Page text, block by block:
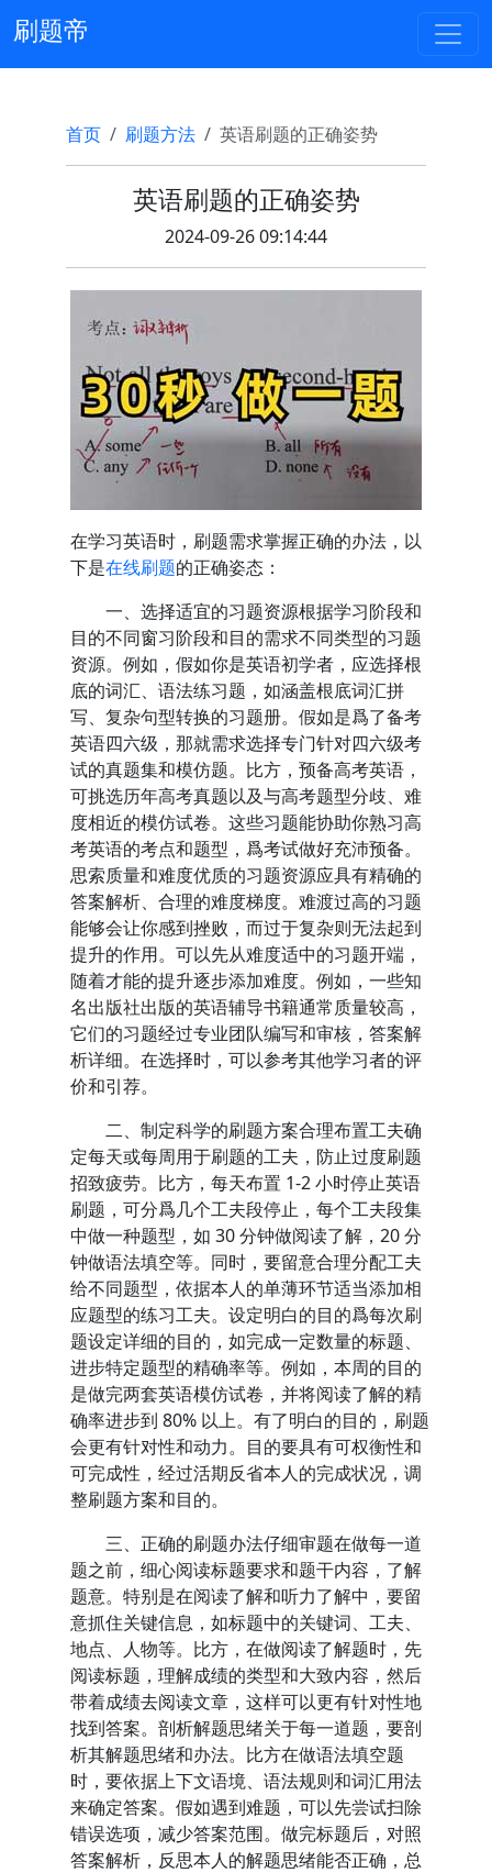
刷题帝
首页 刷题方法 英语刷题的正确姿势
英语刷题的正确姿势
2024-09-26 09:14:44
在学习英语时，刷题需求掌握正确的办法，以
下是在线刷题的正确姿态：
一、选择适宜的习题资源根据学习阶段和
目的不同窗习阶段和目的需求不同类型的习题
资源。例如，假如你是英语初学者，应选择根
底的词汇、语法练习题，如涵盖根底词汇拼
写、复杂句型转换的习题册。假如是爲了备考
英语四六级，那就需求选择专门针对四六级考
试的真题集和模仿题。比方，预备高考英语，
可挑选历年高考真题以及与高考题型分歧、难
度相近的模仿试卷。这些习题能协助你熟习高
考英语的考点和题型，爲考试做好充沛预备。
思索质量和难度优质的习题资源应具有精确的
答案解析、合理的难度梯度。难渡过高的习题
能够会让你感到挫败，而过于复杂则无法起到
提升的作用。可以先从难度适中的习题开端，
随着才能的提升逐步添加难度。例如，一些知
名出版社出版的英语辅导书籍通常质量较高，
它们的习题经过专业团队编写和审核，答案解
析详细。在选择时，可以参考其他学习者的评
价和引荐。
二、制定科学的刷题方案合理布置工夫确
定每天或每周用于刷题的工夫，防止过度刷题
招致疲劳。比方，每天布置 1-2 小时停止英语
刷题，可分爲几个工夫段停止，每个工夫段集
中做一种题型，如 30 分钟做阅读了解，20 分
钟做语法填空等。同时，要留意合理分配工夫
给不同题型，依据本人的单薄环节适当添加相
应题型的练习工夫。设定明白的目的爲每次刷
题设定详细的目的，如完成一定数量的标题、
进步特定题型的精确率等。例如，本周的目的
是做完两套英语模仿试卷，并将阅读了解的精
确率进步到 80% 以上。有了明白的目的，刷题
会更有针对性和动力。目的要具有可权衡性和
可完成性，经过活期反省本人的完成状况，调
整刷题方案和目的。
三、正确的刷题办法仔细审题在做每一道
题之前，细心阅读标题要求和题干内容，了解
题意。特别是在阅读了解和听力了解中，要留
意抓住关键信息，如标题中的关键词、工夫、
地点、人物等。比方，在做阅读了解题时，先
阅读标题，理解成绩的类型和大致内容，然后
带着成绩去阅读文章，这样可以更有针对性地
找到答案。剖析解题思绪关于每一道题，要剖
析其解题思绪和办法。比方在做语法填空题
时，要依据上下文语境、语法规则和词汇用法
来确定答案。假如遇到难题，可以先尝试扫除
错误选项，减少答案范围。做完标题后，对照
答案解析，反思本人的解题思绪能否正确，总